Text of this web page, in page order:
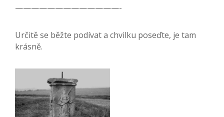
—————————————-
Určitě se běžte podívat a chvilku poseďte, je tam
krásně.